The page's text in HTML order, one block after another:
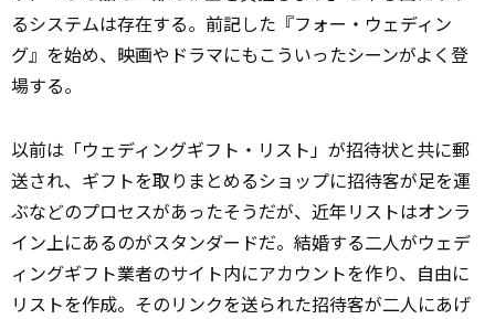
るシステムは存在する。前記した『フォー・ウェディン
グ』を始め、映画やドラマにもこういったシーンがよく登
場する。
以前は「ウェディングギフト・リスト」が招待状と共に郵
送され、ギフトを取りまとめるショップに招待客が足を運
ぶなどのプロセスがあったそうだが、近年リストはオンラ
イン上にあるのがスタンダードだ。結婚する二人がウェデ
ィングギフト業者のサイト内にアカウントを作り、自由に
リストを作成。そのリンクを送られた招待客が二人にあげ